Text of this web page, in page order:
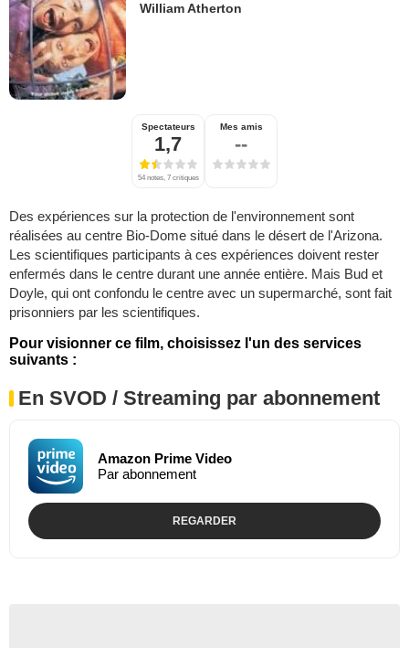
William Atherton
Spectateurs
1,7
54 notes, 7 critiques
Mes amis
--
Des expériences sur la protection de l'environnement sont
réalisées au centre Bio-Dome situé dans le désert de l'Arizona.
Les scientifiques participants à ces expériences doivent rester
enfermés dans le centre durant une année entière. Mais Bud et
Doyle, qui ont confondu le centre avec un supermarché, sont fait
prisonniers par les scientifiques.
Pour visionner ce film, choisissez l'un des services
suivants :
En SVOD / Streaming par abonnement
Amazon Prime Video
Par abonnement
REGARDER